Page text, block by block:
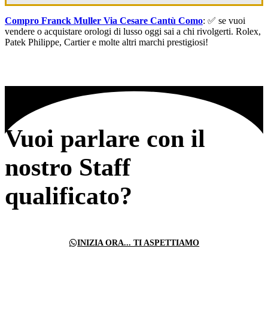
Compro Franck Muller Via Cesare Cantù Como: ✅ se vuoi
vendere o acquistare orologi di lusso oggi sai a chi rivolgerti. Rolex,
Patek Philippe, Cartier e molte altri marchi prestigiosi!
Vuoi parlare con il
nostro Staff
qualificato?
INIZIA ORA... TI ASPETTIAMO